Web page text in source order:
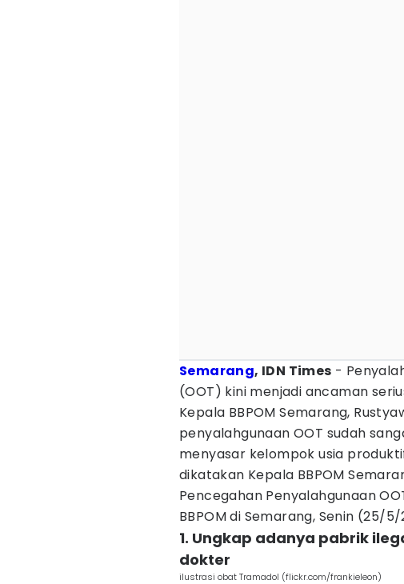
Semarang, IDN Times -
(OOT) kini menjadi ancaman
Kepala BBPOM Semarang,
penyalahgunaan OOT sudah
menyasar kelompok usia
dikatakan Kepala BBPOM
Pencegahan Penyalahgunaan
BBPOM di Semarang, Senin (25/
1. Ungkap adanya pabrik
dokter
ilustrasi obat Tramadol (flickr.com/frankieleon)